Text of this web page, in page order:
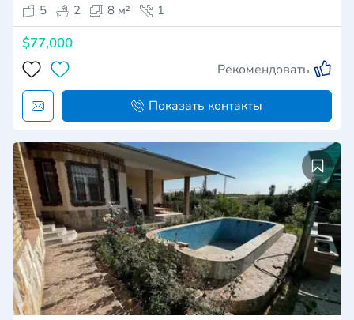
5
2 8 м² 1
$77,000
Рекомендовать
Показать контакты